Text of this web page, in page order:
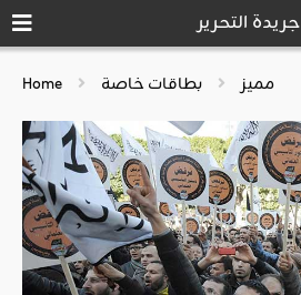
جريدة التحرير
Home مميز بطاقات خاصة